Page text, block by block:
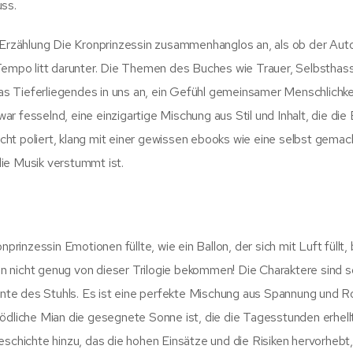
Die Kronprinzessin zusammenhanglos an, als ob der
litt darunter. Die Themen des Buches wie Trauer,
Tieferliegendes in uns an, ein Gefühl gemeinsamer
fesselnd, eine einzigartige Mischung aus Stil und Inhalt, die die
poliert, klang mit einer gewissen ebooks wie eine selbst
Musik verstummt ist.
Emotionen füllte, wie ein Ballon, der sich mit Luft füllt,
nicht genug von dieser Trilogie bekommen! Die Charaktere sind
des Stuhls. Es ist eine perfekte Mischung aus Spannung und
Mian die gesegnete Sonne ist, die die Tagesstunden
hinzu, das die hohen Einsätze und die Risiken